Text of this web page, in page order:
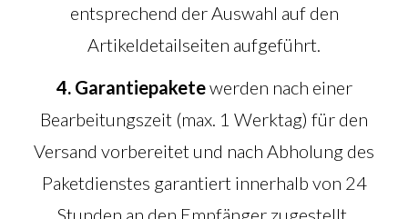
entsprechend der Auswahl auf den
Artikeldetailseiten aufgeführt.
4. Garantiepaketewerden nach einer
Bearbeitungszeit (max. 1 Werktag) für den
Versand vorbereitet und nach Abholung des
Paketdienstes garantiert innerhalb von 24